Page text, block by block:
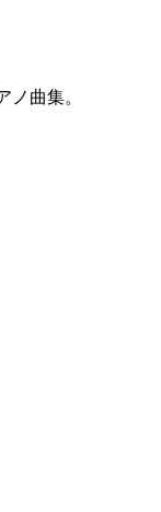
曲集。